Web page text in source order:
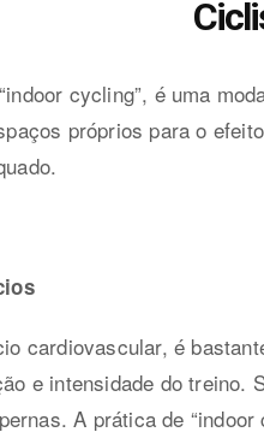
cycling”, é uma
próprios para o
cardiovascular, é
e intensidade do
A prática de